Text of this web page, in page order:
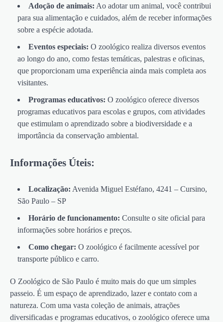
Adoção de animais: Ao adotar um animal, você contribui
para sua alimentação e cuidados, além de receber informações
sobre a espécie adotada.
Eventos especiais: O zoológico realiza diversos eventos
ao longo do ano, como festas temáticas, palestras e oficinas,
que proporcionam uma experiência ainda mais completa aos
visitantes.
Programas educativos: O zoológico oferece diversos
programas educativos para escolas e grupos, com atividades
que estimulam o aprendizado sobre a biodiversidade e a
importância da conservação ambiental.
Informações Úteis:
Localização: Avenida Miguel Estéfano, 4241 – Cursino,
São Paulo – SP
Horário de funcionamento: Consulte o site oficial para
informações sobre horários e preços.
Como chegar: O zoológico é facilmente acessível por
transporte público e carro.
O Zoológico de São Paulo é muito mais do que um simples
passeio. É um espaço de aprendizado, lazer e contato com a
natureza. Com uma vasta coleção de animais, atrações
diversificadas e programas educativos, o zoológico oferece uma